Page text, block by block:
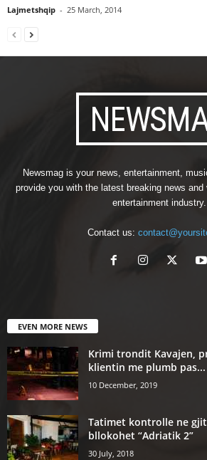
Lajmetshqip - 25 March, 2014
Newsmag is your news, entertainment,
provide you with the latest breaking news
entertainment industry.
Contact us:
EVEN MORE NEWS
Krimi trondit Kavajen,
klientin me plumb pas...
10 December, 2019
Tatimet kontrolle ne
bllokohet “Adriatik 2”
30 July, 2018